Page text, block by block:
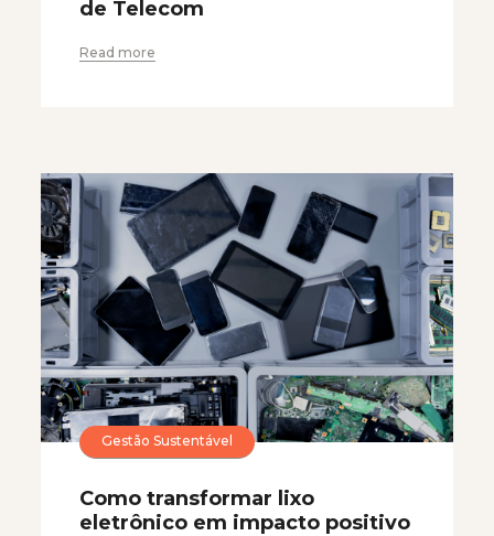
de Telecom
Read more
Gestão Sustentável
Como transformar lixo
eletrônico em impacto positivo